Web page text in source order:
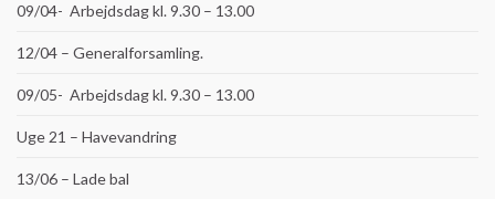
09/04- Arbejdsdag kl. 9.30 – 13.00
12/04 – Generalforsamling.
09/05- Arbejdsdag kl. 9.30 – 13.00
Uge 21 – Havevandring
13/06 – Lade bal